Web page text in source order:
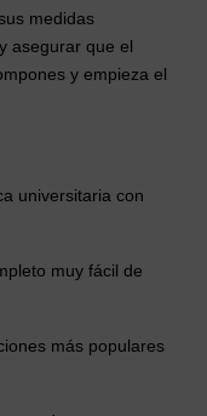
medidas
asegurar que el
y empieza el
universitaria con
muy fácil de
más populares